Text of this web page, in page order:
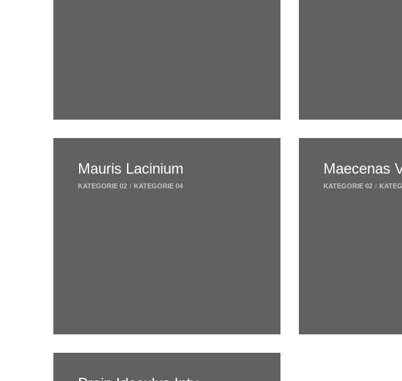
Mauris Lacinium
KATEGORIE 02 / KATEGORIE 04
Maecenas
KATEGORIE 02 /